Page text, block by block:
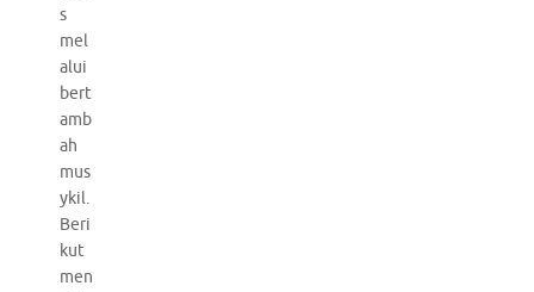
s
mel
alui
bert
amb
ah
mus
ykil.
Beri
kut
men